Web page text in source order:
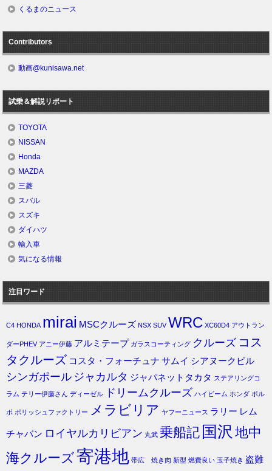
くるまのニュース
Contributors
動画@kunisawa.net
試乗＆解説リポート
TOYOTA
NISSAN
Honda
MAZDA
三菱
スバル
スズキ
ダイハツ
輸入車
気になる情報
注目ワード
C4 HONDA mirai MSCクルーズ NSX SUV WRC XC60D4 アウトラン
ダーPHEV アニー伊藤 アルミテープ ガラスコーティング クルーズ コス
タクルーズ コスタ・フォーチュナ サムイ シアヌークビル
シンガポール ジャカルタ ジャパネットタカタ ステアリングコ
ラム テリー伊藤さん ディーゼル ドリームクルーズ ハイビーム ホンダ ボル
ボ ポリッシュファクトリー メラビリア ヤフーニュース ラリー レム
チャバン ロイヤルカリビアン 丸武 乗船記 国沢 地中
海クルーズ寄港地 帯広 焼き肉 新型 燃費良い 玉子焼き 盗難